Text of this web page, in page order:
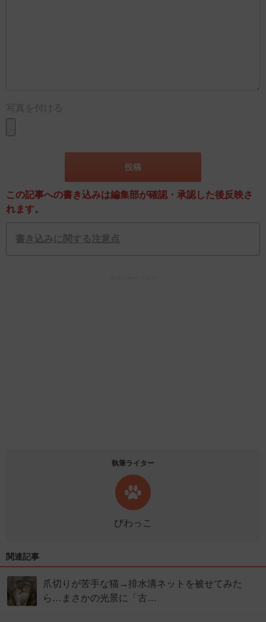
写真を付ける
この記事への書き込みは編集部が確認・承認した後反映さ
れます。
書き込みに関する注意点
執筆ライター
びわっこ
関連記事
爪切りが苦手な猫→排水溝ネットを被せてみた
ら…まさかの光景に「古…